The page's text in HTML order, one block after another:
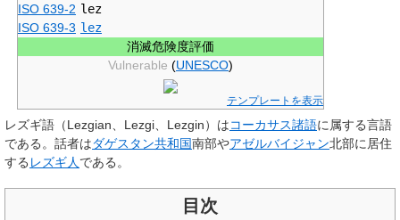
ISO 639-2 lez
ISO 639-3 lez
消滅危険度評価
Vulnerable (UNESCO)
テンプレートを表示
レズギ語 （Lezgian、Lezgi、Lezgin）はコーカサス諸語に属する言語
である。話者はダゲスタン共和国南部やアゼルバイジャン北部に居住
する レズギ人 である。
目次